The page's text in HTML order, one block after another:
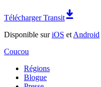
Télécharger Transit
Disponible suriOS et Android
Coucou
Régions
Blogue